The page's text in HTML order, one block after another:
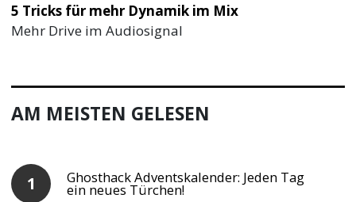
5 Tricks für mehr Dynamik im Mix
Mehr Drive im Audiosignal
AM MEISTEN GELESEN
Ghosthack Adventskalender: Jeden Tag
ein neues Türchen!